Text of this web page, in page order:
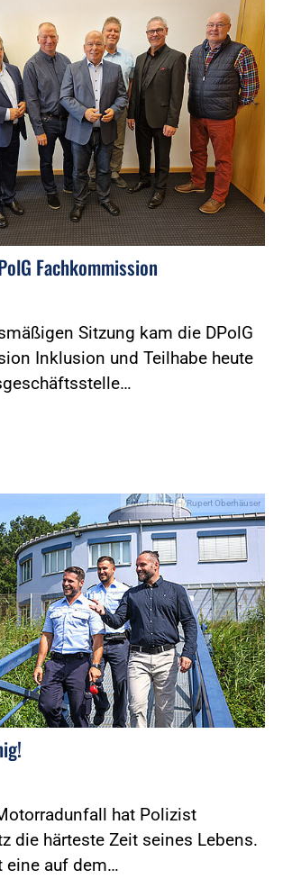
Fachkommission
Sitzung kam die DPolG
Inklusion und Teilhabe heute
Foto:Foto: BIH/Rupert Oberhäuser
hat Polizist
die härteste Zeit seines Lebens.
eine auf dem…